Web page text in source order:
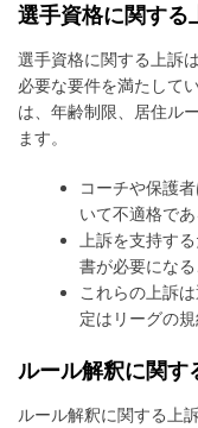
選手資格に関する
選手資格に関する上訴
必要な要件を満たして
は、年齢制限、居住ル
ます。
コーチや保護
いて不適格で
上訴を支持す
書が必要になる
これらの上訴
定はリーグの
ルール解釈に関す
ルール解釈に関する上